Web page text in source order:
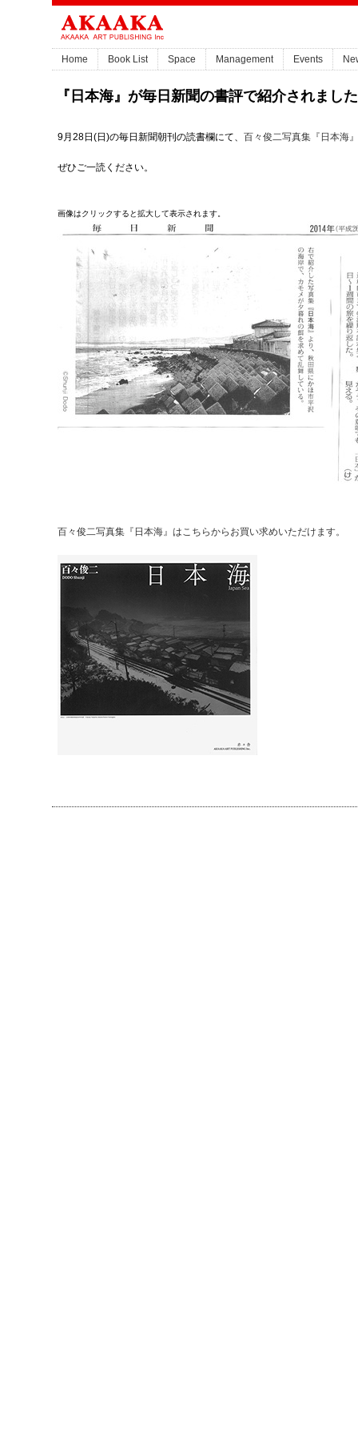
Home Book List Space Management Events
『日本海』が毎日新聞の書評で紹介されました
9月28日(日)の毎日新聞朝刊の読書欄にて、 百々俊二写真集『日本海』
ぜひご一読ください。
画像はクリックすると拡大して表示されます。
百々俊二写真集『日本海』はこちらからお買い求めいただけます。